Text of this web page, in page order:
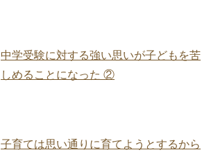
中学受験に対する強い思いが子どもを苦
しめることになった ②
子育ては思い通りに育てようとするから